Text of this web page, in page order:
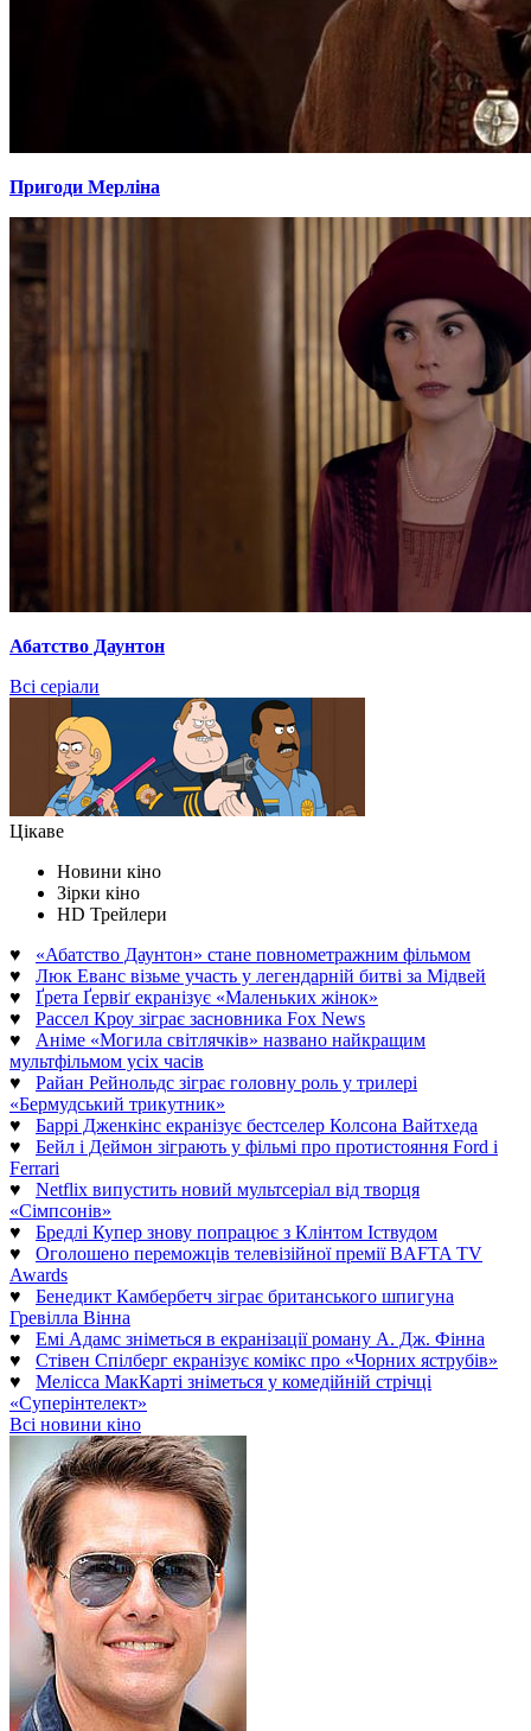
Пригоди Мерліна
Абатство Даунтон
Всі серіали
Цікаве
Новини кіно
Зірки кіно
HD Трейлери
♥ «Абатство Даунтон» стане повнометражним фільмом
♥ Люк Еванс візьме участь у легендарній битві за Мідвей
♥ Ґрета Ґервіґ екранізує «Маленьких жінок»
♥ Рассел Кроу зіграє засновника Fox News
♥ Аніме «Могила світлячків» названо найкращим
мультфільмом усіх часів
♥ Райан Рейнольдс зіграє головну роль у трилері
«Бермудський трикутник»
♥ Баррі Дженкінс екранізує бестселер Колсона Вайтхеда
♥ Бейл і Деймон зіграють у фільмі про протистояння Ford і
Ferrari
♥ Netflix випустить новий мультсеріал від творця
«Сімпсонів»
♥ Бредлі Купер знову попрацює з Клінтом Іствудом
♥ Оголошено переможців телевізійної премії BAFTA TV
Awards
♥ Бенедикт Камбербетч зіграє британського шпигуна
Гревілла Вінна
♥ Емі Адамс зніметься в екранізації роману А. Дж. Фінна
♥ Стівен Спілберг екранізує комікс про «Чорних яструбів»
♥ Мелісса МакКарті зніметься у комедійній стрічці
«Суперінтелект»
Всі новини кіно